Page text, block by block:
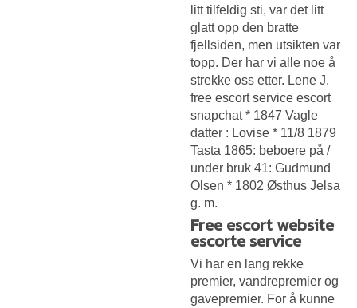
litt tilfeldig sti, var det litt
glatt opp den bratte
fjellsiden, men utsikten var
topp. Der har vi alle noe å
strekke oss etter. Lene J.
free escort service escort
snapchat * 1847 Vagle
datter : Lovise * 11/8 1879
Tasta 1865: beboere på /
under bruk 41: Gudmund
Olsen * 1802 Østhus Jelsa
g. m.
Free escort website
escorte service
Vi har en lang rekke
premier, vandrepremier og
gavepremier. For å kunne